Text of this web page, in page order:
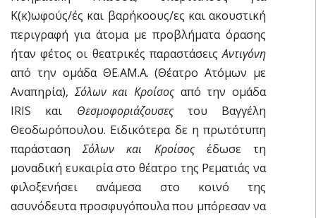
K(κ)ωφούς/ές και βαρήκοους/ες και ακουστική
περιγραφή για άτομα με προβλήματα όρασης
ήταν φέτος οι θεατρικές παραστάσειςΑντιγόνη
από την ομάδα ΘΕ.ΑΜ.Α. (Θέατρο Ατόμων με
Αναπηρία),Σόλων και Κροίσοςαπό την ομάδα
IRIS και Θεσμοφοριάζουσες του Βαγγέλη
Θεοδωρόπουλου. Ειδικότερα δε η πρωτότυπη
παράστασηΣόλων και Κροίσος έδωσε τη
μοναδική ευκαιρία στο θέατρο της Ρεματιάς να
φιλοξενήσει ανάμεσα στο κοινό της
ασυνόδευτα προσφυγόπουλα που μπόρεσαν να